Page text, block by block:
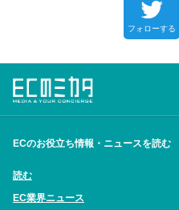
フォローする
ECのお役立ち情報・ニュースを読む
読む
EC業界ニュース